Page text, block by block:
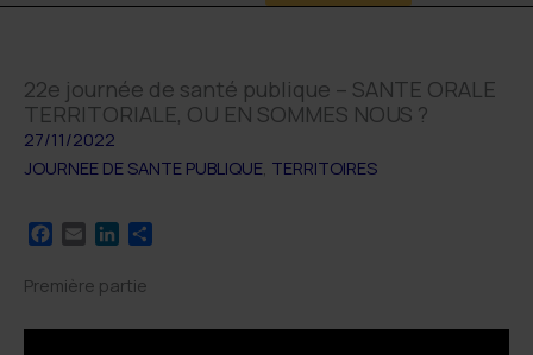
22e journée de santé publique – SANTE ORALE
TERRITORIALE, OU EN SOMMES NOUS ?
27/11/2022
JOURNEE DE SANTE PUBLIQUE TERRITOIRES
c
b
a
l
n
e
a
Première partie